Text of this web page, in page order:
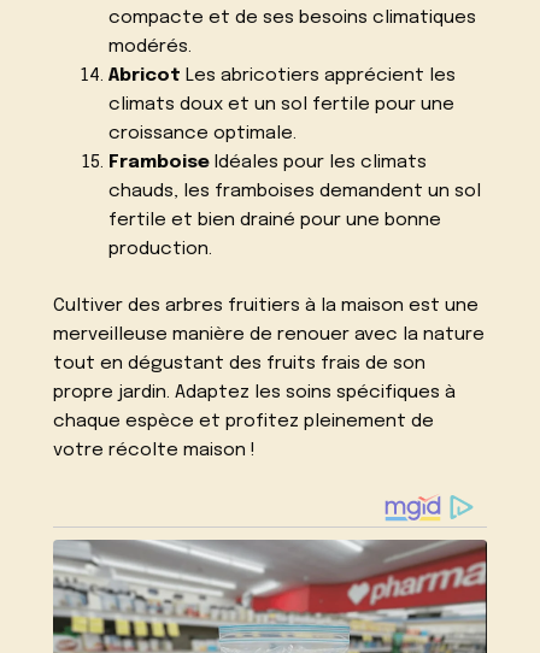
compacte et de ses besoins climatiques
modérés.
Abricot Les abricotiers apprécient les
climats doux et un sol fertile pour une
croissance optimale.
FramboiseIdéales pour les climats
chauds, les framboises demandent un sol
fertile et bien drainé pour une bonne
production.
Cultiver des arbres fruitiers à la maison est une
merveilleuse manière de renouer avec la nature
tout en dégustant des fruits frais de son
propre jardin. Adaptez les soins spécifiques à
chaque espèce et profitez pleinement de
votre récolte maison !